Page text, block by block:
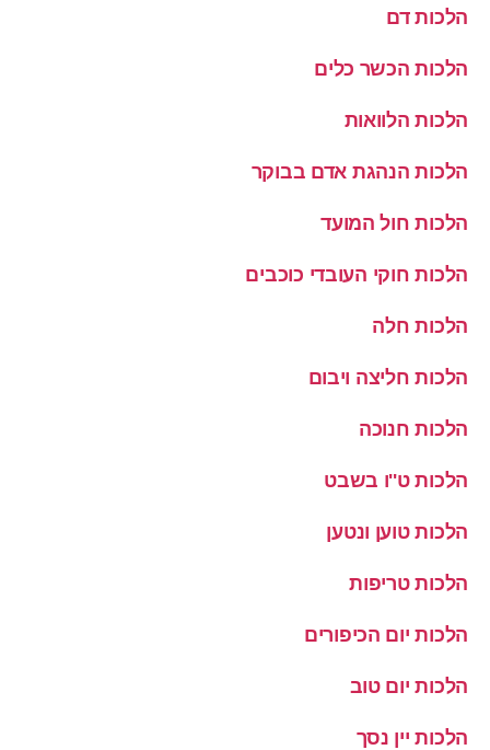
הלכות דם
הלכות הכשר כלים
הלכות הלוואות
הלכות הנהגת אדם בבוקר
הלכות חול המועד
הלכות חוקי העובדי כוכבים
הלכות חלה
הלכות חליצה ויבום
הלכות חנוכה
הלכות ט''ו בשבט
הלכות טוען ונטען
הלכות טריפות
הלכות יום הכיפורים
הלכות יום טוב
הלכות יין נסך